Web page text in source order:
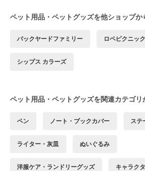
ペット用品・ペットグッズを他ショップか
バックヤードファミリー ロペピクニック
シップス カラーズ
ペット用品・ペットグッズを関連カテゴリ
ペン ノート・ブックカバー ステ
ライター・灰皿 ぬいぐるみ
洋服ケア・ランドリーグッズ キャラク